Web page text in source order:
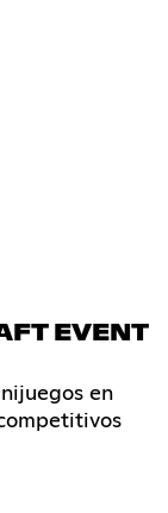
EVENT
en